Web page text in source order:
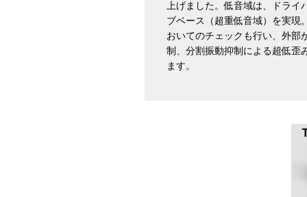
上げました。低音域は、ドライ
ブベース（超重低音域）を実現
おいてのチェックも行い、外部
制、分割振動抑制による超低歪
ます。